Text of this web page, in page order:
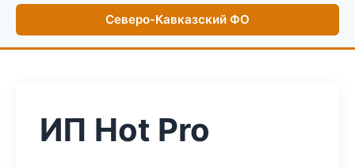
Северо-Кавказский ФО
ИП Hot Pro